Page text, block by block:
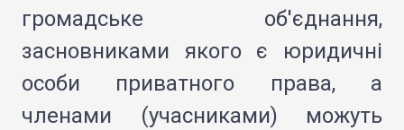
громадське об'єднання,
засновниками якого є юридичні
особи приватного права, а
членами (учасниками) можуть